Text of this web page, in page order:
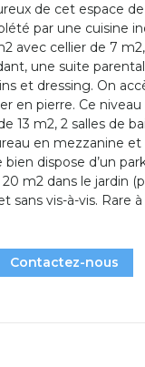
de cet espace de
par une cuisine
avec cellier de 7
une suite
et dressing. On
en pierre. Ce
13 m2, 2 salles de
en mezzanine et
dispose d’un
m2 dans le jardin
sans vis-à-vis. Rare
Contactez-nous